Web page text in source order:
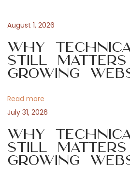
n
a
i
g
a
s
o
s
t
a
S
t
e
s
t
o
G
e
August 1, 2026
Why
Still
Growing
Read more
July 31, 2026
Why
Still
Growing